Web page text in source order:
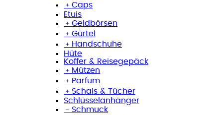
﹢ Caps
Etuis
﹢ Geldbörsen
﹢ Gürtel
﹢ Handschuhe
Hüte
Koffer & Reisegepäck
﹢ Mützen
﹢ Parfum
﹢ Schals & Tücher
Schlüsselanhänger
﹣ Schmuck